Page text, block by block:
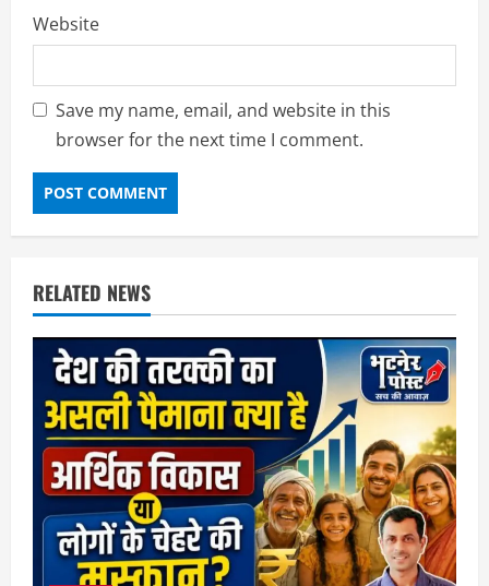
Website
Save my name, email, and website in this
browser for the next time I comment.
RELATED NEWS